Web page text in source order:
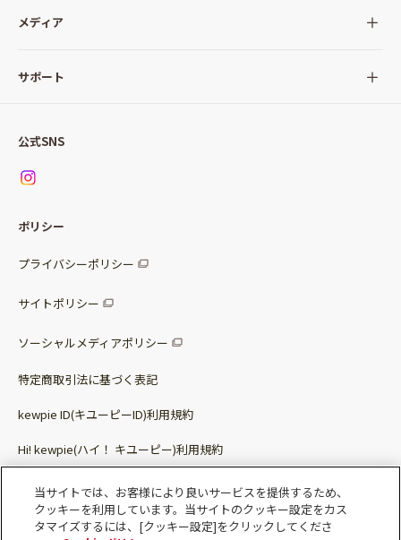
全ての商品
サラダ
パッケージサラダ
惣菜サラダ
調味料
ベビー・幼児食
その他（カレーなど）
メディア
Qummy(キユーミー)について
サポート
お問い合わせ
公式SNS
ポリシー
プライバシーポリシー
サイトポリシー
ソーシャルメディアポリシー
特定商取引法に基づく表記
kewpie ID(キユーピーID)利用規約
Hi! kewpie(ハイ！ キユーピー)利用規約
Qummy(キユーミー)利用規約​
当サイトでは、お客様により良いサービスを提供するため、
クッキーを利用しています。当サイトのクッキー設定をカス
タマイズするには、[クッキー設定]をクリックしてくださ